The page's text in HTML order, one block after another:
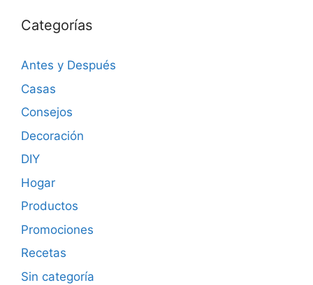
Categorías
Antes y Después
Casas
Consejos
Decoración
DIY
Hogar
Productos
Promociones
Recetas
Sin categoría